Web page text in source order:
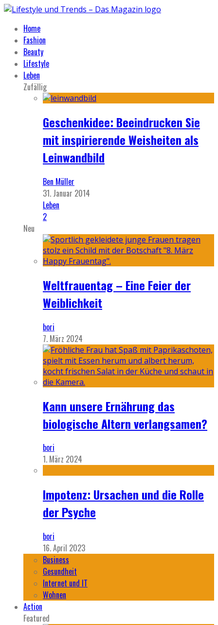
Home
Fashion
Beauty
Lifestyle
Leben
Zufällig
Geschenkidee: Beeindrucken Sie
mit inspirierende Weisheiten als
Leinwandbild
Ben Müller
31. Januar 2014
Leben
2
Neu
Weltfrauentag – Eine Feier der
Weiblichkeit
bori
7. März 2024
Kann unsere Ernährung das
biologische Altern verlangsamen?
bori
1. März 2024
Impotenz: Ursachen und die Rolle
der Psyche
bori
16. April 2023
Business
Gesundheit
Internet und IT
Wohnen
Action
Featured